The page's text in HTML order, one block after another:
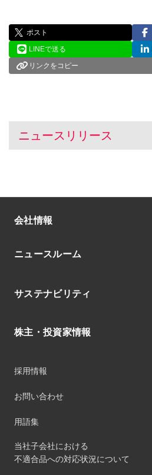
ポスト
LINEで送る
リンクをコピー
ニュースリリース
会社情報
会社概要
中期経営戦略
役員
事業
ニュースルーム
トピックス
IRニュース
サステナビリティ
環境
ガバナンス
マテリアリティ
サステナビリティデータ
第三者保証
株主・投資家情報
財務ハイライト
IRカレンダー
個人投資家のみなさまへ
採用情報
お問い合わせ
用語集
当社子会社における
不適合品への対応状況について